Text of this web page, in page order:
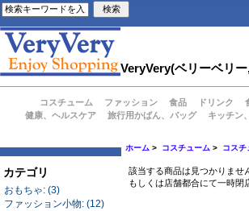
VeryVery(ベリーベリ
コスチューム ファッション 食品 ドリンク
健康、ヘルスケア
旅行用かばん、バッグ キッチン
カテゴリ
おもちゃ: (3)
ファッション小物: (12)
ホーム > コスチューム > コスチ
該当する商品は見つかりませ
もしくは店舗都合にて一時